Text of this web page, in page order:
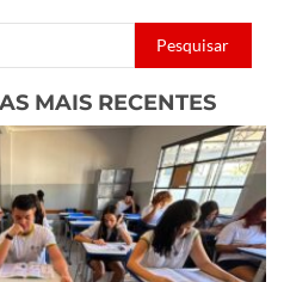
MAIS RECENTES